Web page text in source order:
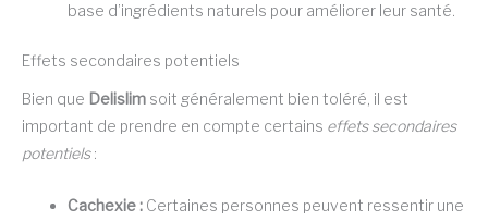
base d’ingrédients naturels pour améliorer leur santé.
Effets secondaires potentiels
Bien que Delislim soit généralement bien toléré, il est
important de prendre en compte certains effets secondaires
potentiels:
Cachexie : Certaines personnes peuvent ressentir une